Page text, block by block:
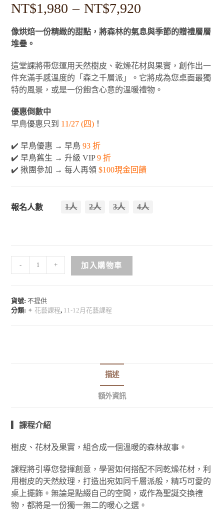
NT$1,980 – NT$7,920
像烘焙一份精緻的甜點，將森林的氣息與季節的贈禮層層
堆疊。
這堂課將帶您運用天然樹皮、乾燥花材與果實，創作出一
件充滿手感溫度的「森之千層派」。它將成為您桌面最獨
特的風景，或是一份飽含心意的溫暖禮物。
優惠倒數中
早鳥優惠只到 11/27 (四) ！
✔️ 早鳥優惠 → 早鳥93 折
✔️ 早鳥舊生 → 升級 VIP9 折
✔️ 揪團參加 → 每人再領$100現金回饋
報名人數 1人 2人 3人 4人
- + 加入購物車
貨號:不提供
分類: ✦ 花藝課程, 11-12月花藝課程
描述
額外資訊
▎課程介紹
樹皮、花材及果實，組合成一個溫暖的森林故事。
課程將引導您發揮創意，學習如何搭配不同乾燥花材，利
用樹皮的天然紋理，打造出宛如同千層派般，精巧可愛的
桌上擺飾。無論是點綴自己的空間，或作為聖誕交換禮
物，都將是一份獨一無二的暖心之選。